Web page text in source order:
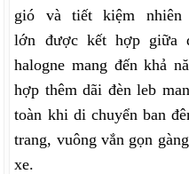
gió và tiết kiệm nhiên
lớn được kết hợp giữa
halogne mang đến khả
hợp thêm dãi đèn leb
toàn khi di chuyển ban
trang, vuông vắn gọn
xe.